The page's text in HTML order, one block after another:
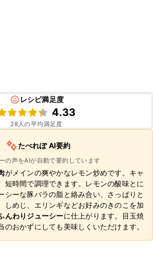
レシピ満足度
4.33
28人の平均満足度
たべれぽ AI要約
の声をAIが自動で要約しています
がメインの爽やかなレモン炒めです。キャ
短時間で調理できます。レモンの酸味とに
シーな豚バラの脂と絡み合い、さっぱりと
しめじ、エリンギなどお好みのきのこを加
んわりジューシーに仕上がります。目玉焼
のおかずにしても美味しくいただけます。